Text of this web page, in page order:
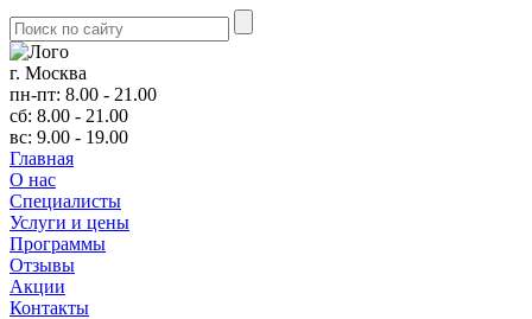
г. Москва
пн-пт: 8.00 - 21.00
сб: 8.00 - 21.00
вс: 9.00 - 19.00
Главная
О нас
Cпециалисты
Услуги и цены
Программы
Отзывы
Акции
Контакты